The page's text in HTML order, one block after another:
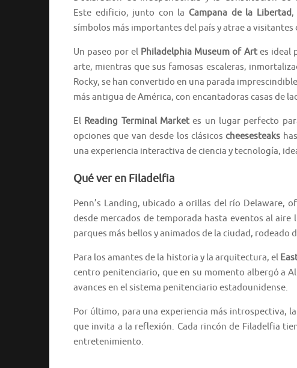
Este edificio, junto con la Campana de la Libertad,
símbolos más importantes del país y atrae a visitantes
Un paseo por el Philadelphia Museum of Artes ideal
arte, mientras que sus famosas escaleras,
Rocky, se han convertido en una parada
más antigua de América, con encantadoras casas de
El Reading Terminal Marketes un lugar perfecto
opciones que van desde los clásicoscheesesteaks
una experiencia interactiva de ciencia y tecnología,
Qué ver en Filadelfia
Penn’s Landing, ubicado a orillas del río Delaware,
desde mercados de temporada hasta eventos al aire
parques más bellos y animados de la ciudad,
Para los amantes de la historia y la arquitectura, el
centro penitenciario, que en su momento albergó a
avances en el sistema penitenciario estadounidense.
Por último, para una experiencia más introspectiva, la
que invita a la reflexión. Cada rincón de Filadelfia
entretenimiento.